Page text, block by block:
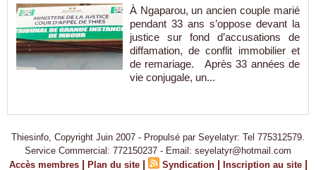
À Ngaparou, un ancien couple marié
pendant 33 ans s’oppose devant la
justice sur fond d’accusations de
diffamation, de conflit immobilier et
de remariage. Après 33 années de
vie conjugale, un...
Thiesinfo, Copyright Juin 2007 - Propulsé par Seyelatyr: Tel 775312579.
Service Commercial: 772150237 - Email: seyelatyr@hotmail.com
Accès membres | Plan du site | Syndication | Inscription au site |